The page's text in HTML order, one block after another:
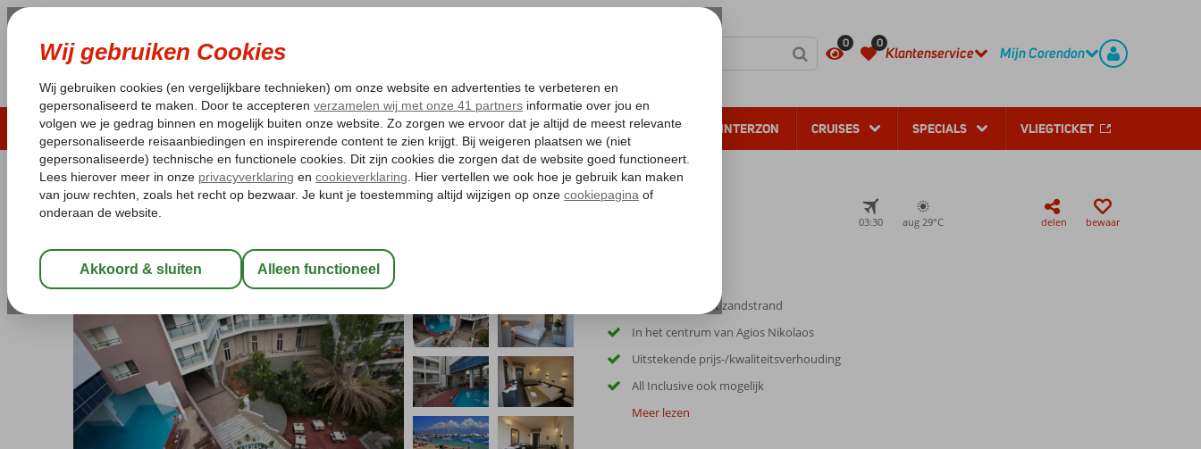
0 0
Klantenservice Mijn Corendon
LAST MINUTE ZOMER 2026 ZONVAKANTIE VERRE REIZEN ALL INCLUSIVE WINTERZON CRUISES SPECIALS VLIEGTICKET
Pakketgarantie Laagsteprijsgarantie* Gratis annuleren*
Home
Griekenland Kreta
Santa Marina Kreta
Logies en ontbijt- Hotel
03:30 aug 29°C delen bewaar
Ca. 80 m van het zandstrand
In het centrum van Agios Nikolaos
Uitstekende prijs-/kwaliteitsverhouding
All Inclusive ook mogelijk
Meer lezen